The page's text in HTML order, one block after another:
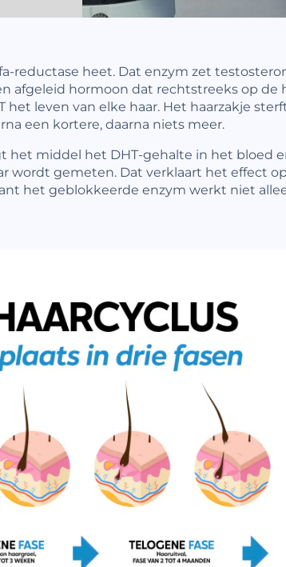
reductase heet. Dat enzym zet
afgeleid hormoon dat rechtstreeks op de
leven van elke haar. Het haarzakje
een kortere, daarna niets meer.
het middel het DHT-gehalte in het bloed
wordt gemeten. Dat verklaart het effect
het geblokkeerde enzym werkt niet